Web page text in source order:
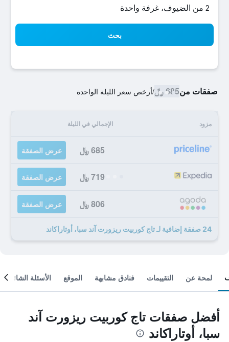
2 من الضيوف، غرفة واحدة
بحث
صفقات من685 ﷼ /أرخص سعر الليلة الواحدة
مزود الإجمالي في الليلة
685 ﷼ عرض الصفقة
719 ﷼ عرض الصفقة
806 ﷼ عرض الصفقة
24 صفقة إضافية لـ تاج كوربيت ريزورت آند سبا، أوتاراكاند
لمحة عن التقييمات فنادق مشابهة الموقع الأسئلة الشائعة
أفضل صفقات تاج كوربيت ريزورت آند
سبا، أوتاراكاند